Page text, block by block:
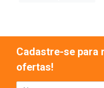
Cadastre-se para
ofertas!